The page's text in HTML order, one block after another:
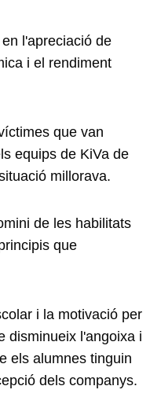
l'apreciació de
i el rendiment
que van
equips de KiVa de
millorava.
de les habilitats
que
i la motivació per
disminueix l'angoixa i
els alumnes tinguin
dels companys.